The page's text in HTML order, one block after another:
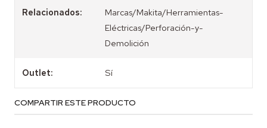
Relacionados:
Marcas/Makita/Herramientas-
Eléctricas/Perforación-y-
Demolición
Outlet: Sí
COMPARTIR ESTE PRODUCTO